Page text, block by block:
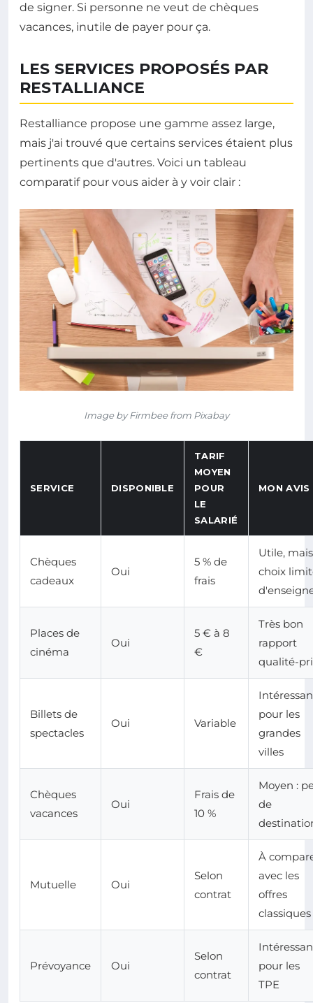
de signer. Si personne ne veut de chèques
vacances, inutile de payer pour ça.
LES SERVICES PROPOSÉS PAR
RESTALLIANCE
Restalliance propose une gamme assez large,
mais j'ai trouvé que certains services étaient plus
pertinents que d'autres. Voici un tableau
comparatif pour vous aider à y voir clair :
Image by Firmbee from Pixabay
SERVICE DISPONIBLE
TARIF
MOYEN
POUR
LE
SALARIÉ
MON AVIS
Chèques
cadeaux
Oui
5 % de
frais
Utile, mais
choix
Places de
cinéma
Oui
5 € à 8
€
Très bon
rapport
qualité-
Billets de
spectacles
Oui Variable
pour les
grandes
villes
Chèques
vacances
Oui
Frais de
10 %
Moyen :
de
Mutuelle Oui
Selon
contrat
À
avec les
offres
classiques
Prévoyance Oui
Selon
contrat
pour les
TPE